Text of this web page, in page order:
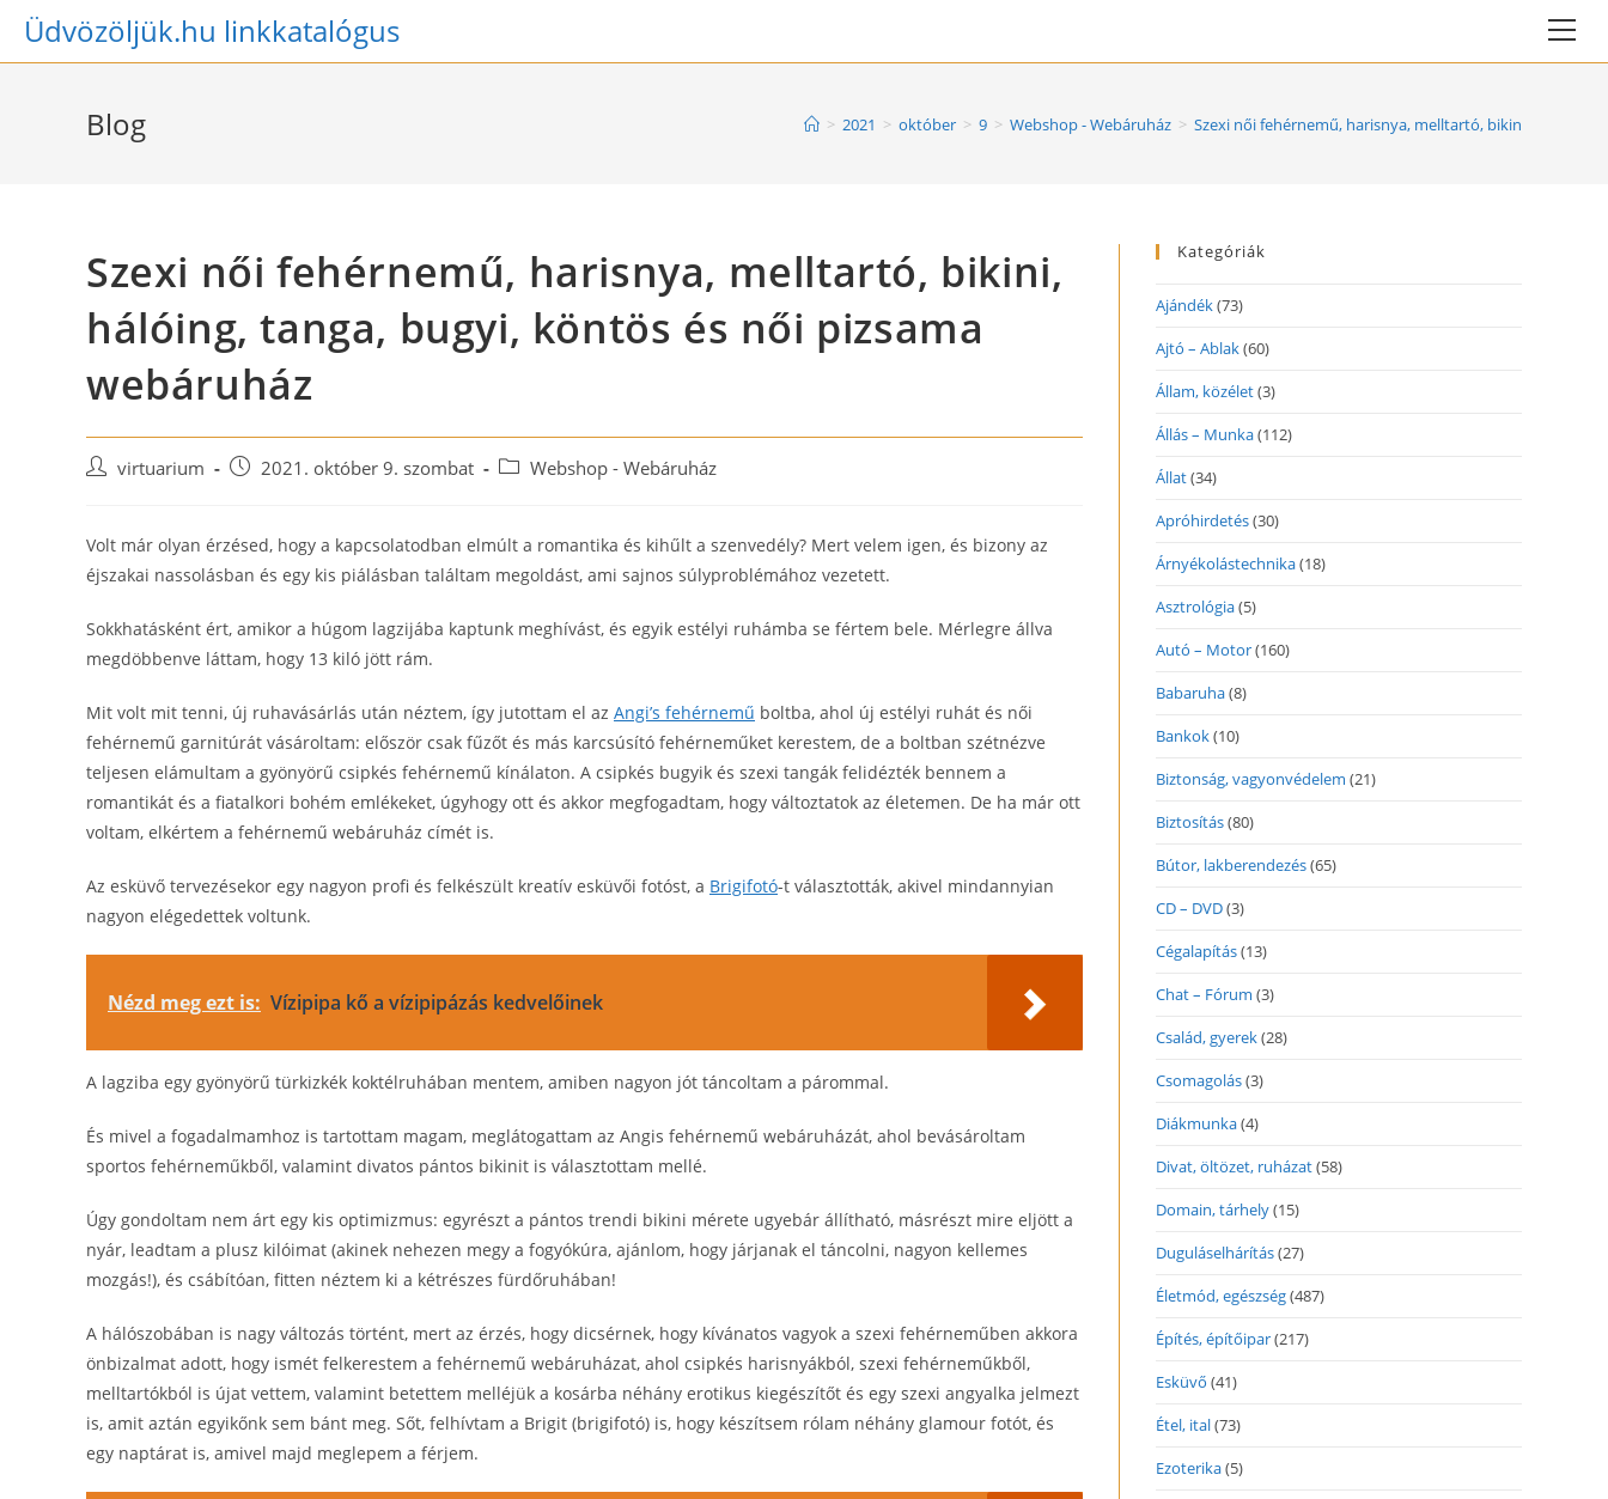
SkipÜdvözöljük.hu linkkatalógus
Blog > 2021 > október > 9 > Webshop - Webáruház > Szexi női fehérnemű, harisnya, melltartó, bikini, hálóing,
Szexi női fehérnemű, harisnya, melltartó, bikini,
hálóing, tanga, bugyi, köntös és női pizsama
webáruház
Postvirtuarium
Post 2021. október 9. szombat
PostWebshop - Webáruház
Volt már olyan érzésed, hogy a kapcsolatodban elmúlt a romantika és kihűlt a szenvedély? Mert velem igen, és bizony az
éjszakai nassolásban és egy kis piálásban találtam megoldást, ami sajnos súlyproblémához vezetett.
Sokkhatásként ért, amikor a húgom lagzijába kaptunk meghívást, és egyik estélyi ruhámba se fértem bele. Mérlegre állva
megdöbbenve láttam, hogy 13 kiló jött rám.
Mit volt mit tenni, új ruhavásárlás után néztem, így jutottam el az Angi’s fehérnemű boltba, ahol új estélyi ruhát és női
fehérnemű garnitúrát vásároltam: először csak fűzőt és más karcsúsító fehérneműket kerestem, de a boltban szétnézve
teljesen elámultam a gyönyörű csipkés fehérnemű kínálaton. A csipkés bugyik és szexi tangák felidézték bennem a
romantikát és a fiatalkori bohém emlékeket, úgyhogy ott és akkor megfogadtam, hogy változtatok az életemen. De ha már ott
voltam, elkértem a fehérnemű webáruház címét is.
Az esküvő tervezésekor egy nagyon profi és felkészült kreatív esküvői fotóst, a Brigifotó-t választották, akivel mindannyian
nagyon elégedettek voltunk.
Nézd meg ezt is: Vízipipa kő a vízipipázás kedvelőinek
A lagziba egy gyönyörű türkizkék koktélruhában mentem, amiben nagyon jót táncoltam a párommal.
És mivel a fogadalmamhoz is tartottam magam, meglátogattam az Angis fehérnemű webáruházát, ahol bevásároltam
sportos fehérneműkből, valamint divatos pántos bikinit is választottam mellé.
Úgy gondoltam nem árt egy kis optimizmus: egyrészt a pántos trendi bikini mérete ugyebár állítható, másrészt mire eljött a
nyár, leadtam a plusz kilóimat (akinek nehezen megy a fogyókúra, ajánlom, hogy járjanak el táncolni, nagyon kellemes
mozgás!), és csábítóan, fitten néztem ki a kétrészes fürdőruhában!
A hálószobában is nagy változás történt, mert az érzés, hogy dicsérnek, hogy kívánatos vagyok a szexi fehérneműben akkora
önbizalmat adott, hogy ismét felkerestem a fehérnemű webáruházat, ahol csipkés harisnyákból, szexi fehérneműkből,
melltartókból is újat vettem, valamint betettem melléjük a kosárba néhány erotikus kiegészítőt és egy szexi angyalka jelmezt
is, amit aztán egyikőnk sem bánt meg. Sőt, felhívtam a Brigit (brigifotó) is, hogy készítsem rólam néhány glamour fotót, és
egy naptárat is, amivel majd meglepem a férjem.
Kategóriák
Ajándék(73)
Ajtó – Ablak(60)
Állam, közélet(3)
Állás – Munka(112)
Állat(34)
Apróhirdetés(30)
Árnyékolástechnika(18)
Asztrológia(5)
Autó – Motor(160)
Babaruha(8)
Bankok(10)
Biztonság, vagyonvédelem (21)
Biztosítás(80)
Bútor, lakberendezés(65)
CD – DVD(3)
Cégalapítás(13)
Chat – Fórum (3)
Család, gyerek(28)
Csomagolás(3)
Diákmunka(4)
Divat, öltözet, ruházat(58)
Domain, tárhely(15)
Duguláselhárítás(27)
Életmód, egészség(487)
Építés, építőipar(217)
Esküvő (41)
Étel, ital(73)
Ezoterika(5)